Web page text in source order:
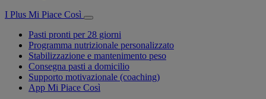
I Plus Mi Piace Così
Pasti pronti per 28 giorni
Programma nutrizionale personalizzato
Stabilizzazione e mantenimento peso
Consegna pasti a domicilio
Supporto motivazionale (coaching)
App Mi Piace Così